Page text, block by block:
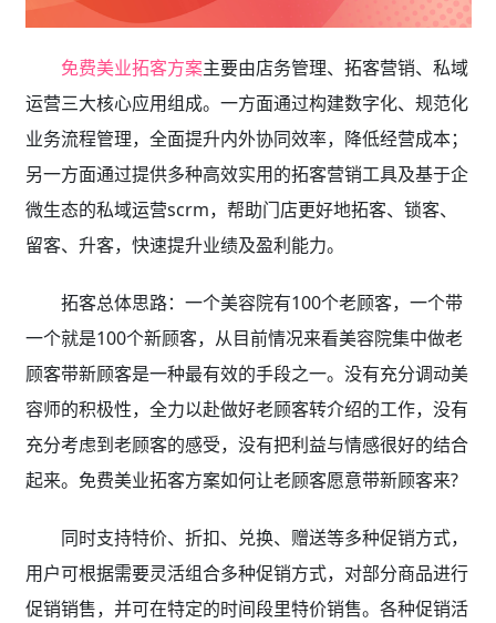
免费美业拓客方案主要由店务管理、拓客营销、私域
运营三大核心应用组成。一方面通过构建数字化、规范化
业务流程管理，全面提升内外协同效率，降低经营成本；
另一方面通过提供多种高效实用的拓客营销工具及基于企
微生态的私域运营scrm，帮助门店更好地拓客、锁客、
留客、升客，快速提升业绩及盈利能力。
拓客总体思路：一个美容院有100个老顾客，一个带
一个就是100个新顾客，从目前情况来看美容院集中做老
顾客带新顾客是一种最有效的手段之一。没有充分调动美
容师的积极性，全力以赴做好老顾客转介绍的工作，没有
充分考虑到老顾客的感受，没有把利益与情感很好的结合
起来。免费美业拓客方案如何让老顾客愿意带新顾客来?
同时支持特价、折扣、兑换、赠送等多种促销方式，
用户可根据需要灵活组合多种促销方式，对部分商品进行
促销销售，并可在特定的时间段里特价销售。各种促销活